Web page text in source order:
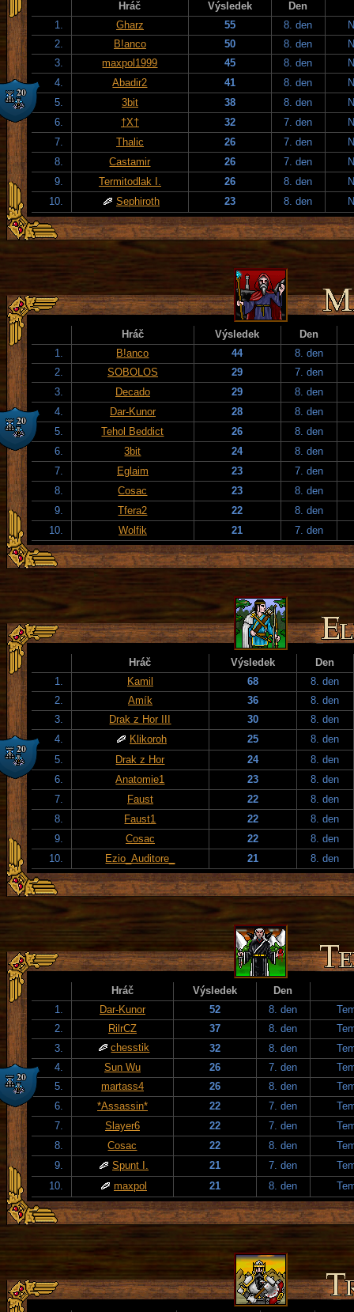
Hráč Výsledek
Den
1.
Gharz 55 8. den
2.
B!anco 50 8. den
3.
maxpol1999 45 8. den
4.
Abadir2 41 8. den
5.
3bit 38 8. den
6.
†X† 32 7. den
7.
Thalic 26 7. den
8.
Castamir 26 7. den
9.
Termitodlak I. 26 8. den
10.
Sephiroth 23 8. den
Hráč Výsledek
Den
1.
B!anco 44
8. den
2.
SOBOLOS 29
7. den
3.
Decado 29
8. den
4.
Dar-Kunor 28
8. den
5.
Tehol Beddict 26
8. den
6.
3bit 24
8. den
7.
Eglaim 23
7. den
8.
Cosac 23
8. den
9.
Tfera2 22
8. den
10.
Wolfik 21 7. den
Hráč Výsledek
Den
1.
Kamil 68
8. den
2.
Amík 36
8. den
3.
Drak z Hor III 30
8. den
4.
Klikoroh 25
8. den
5.
Drak z Hor 24
8. den
6.
Anatomie1 23
8. den
7.
Faust 22
8. den
8.
Faust1 22
8. den
9.
Cosac 22
8. den
10.
Ezio_Auditore_ 21 8. den
Hráč Výsledek
Den
1.
Dar-Kunor 52 8. den
2.
RilrCZ 37 8. den
3.
chesstik 32 8. den
4.
Sun Wu 26 7. den
5.
martass4 26 8. den
6.
*Assassin* 22 7. den
7.
Slayer6 22 7. den
8.
Cosac 22 8. den
9.
Spunt I. 21 7. den
10.
maxpol 21 8. den